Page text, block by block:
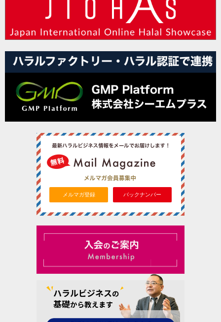
メルマガ登録 バックナンバー